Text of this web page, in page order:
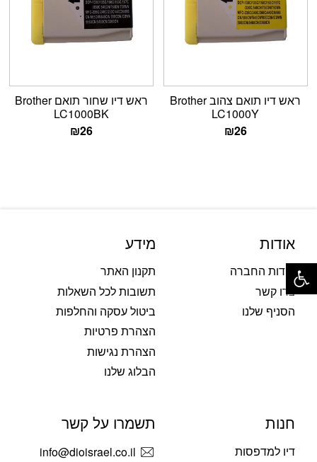
ראש דיו תואם צהוב Brother
LC1000Y
₪26
ראש דיו שחור תואם Brother
LC1000BK
₪26
אודות
אודות החברה
צרו קשר
הסניף שלנו
מידע
תקנון האתר
תשובות לכל השאלות
ביטול עסקה והחלפות
הצהרת פרטיות
הצהרת נגישות
הבלוג שלנו
חנות
דיו למדפסות
תשמרו על קשר
info@dioisrael.co.il
פתח סרגל נגישות